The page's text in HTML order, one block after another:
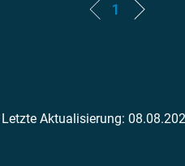
1
Letzte Aktualisierung: